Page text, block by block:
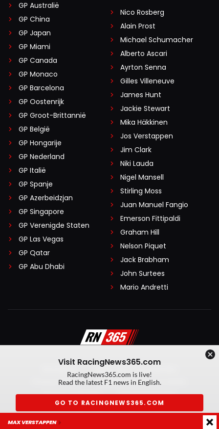
GP Australië
GP China
GP Japan
GP Miami
GP Canada
GP Monaco
GP Barcelona
GP Oostenrijk
GP Groot-Brittannië
GP België
GP Hongarije
GP Nederland
GP Italië
GP Spanje
GP Azerbeidzjan
GP Singapore
GP Verenigde Staten
GP Las Vegas
GP Qatar
GP Abu Dhabi
Nico Rosberg
Alain Prost
Michael Schumacher
Alberto Ascari
Ayrton Senna
Gilles Villeneuve
James Hunt
Jackie Stewart
Mika Häkkinen
Jos Verstappen
Jim Clark
Niki Lauda
Nigel Mansell
Stirling Moss
Juan Manuel Fangio
Emerson Fittipaldi
Graham Hill
Nelson Piquet
Jack Brabham
John Surtees
Mario Andretti
Algemene voorwaarden
Privacy Policy
Created by On Your Marks
Privacy manager
Kansspeluitingen
Visit RacingNews365.com
RacingNews365.com is live!
Read the latest F1 news in English.
GO TO RACINGNEWS365.COM
MAX VERSTAPPEN